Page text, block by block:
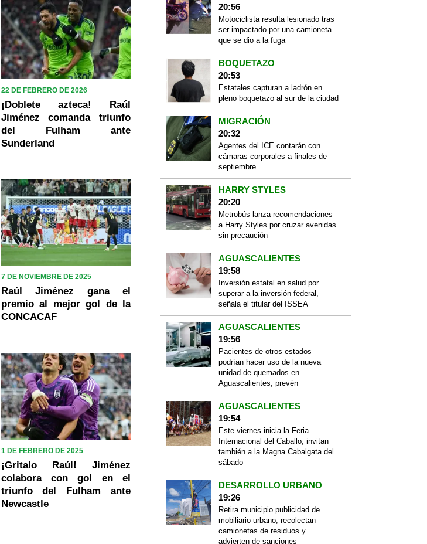
22 DE FEBRERO DE 2026
¡Doblete azteca! Raúl
Jiménez comanda triunfo
del Fulham ante
Sunderland
7 DE NOVIEMBRE DE 2025
Raúl Jiménez gana el
premio al mejor gol de la
CONCACAF
1 DE FEBRERO DE 2025
¡Gritalo Raúl! Jiménez
colabora con gol en el
triunfo del Fulham ante
Newcastle
20:56
Motociclista resulta lesionado tras
ser impactado por una camioneta
que se dio a la fuga
BOQUETAZO
20:53
Estatales capturan a ladrón en
pleno boquetazo al sur de la ciudad
MIGRACIÓN
20:32
Agentes del ICE contarán con
cámaras corporales a finales de
septiembre
HARRY STYLES
20:20
Metrobús lanza recomendaciones
a Harry Styles por cruzar avenidas
sin precaución
AGUASCALIENTES
19:58
Inversión estatal en salud por
superar a la inversión federal,
señala el titular del ISSEA
AGUASCALIENTES
19:56
Pacientes de otros estados
podrían hacer uso de la nueva
unidad de quemados en
Aguascalientes, prevén
AGUASCALIENTES
19:54
Este viernes inicia la Feria
Internacional del Caballo, invitan
también a la Magna Cabalgata del
sábado
DESARROLLO URBANO
19:26
Retira municipio publicidad de
mobiliario urbano; recolectan
camionetas de residuos y
advierten de sanciones